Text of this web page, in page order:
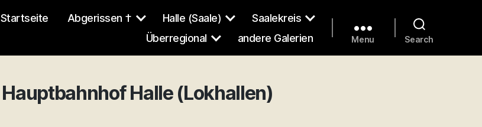
Startseite Abgerissen † Halle (Saale)
Saalekreis
Überregional
andere Galerien Menu Search
Hauptbahnhof Halle (Lokhallen)